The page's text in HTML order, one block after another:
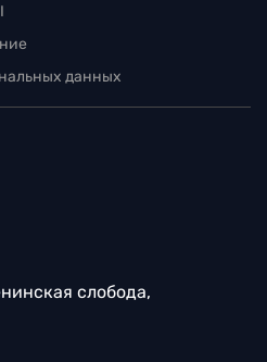
данных
слобода,